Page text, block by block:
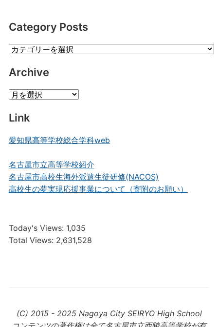
Category Posts
Category
Archive
Archive
Link
愛知県高等学校総合学科web
名古屋市立高等学校紹介
名古屋市高校生海外派遣生徒研修(NACOS)
高校生の夢実現応援事業について（寄附のお願い）
Today's Views: 1,035
Total Views: 2,631,528
(C) 2015 - 2025 Nagoya City SEIRYO High School